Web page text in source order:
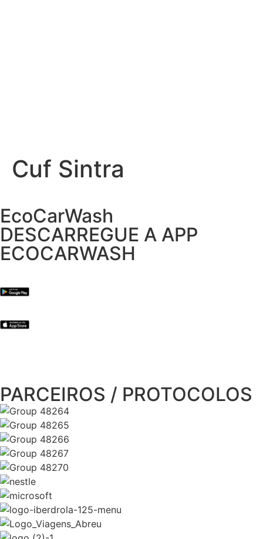
Cuf Sintra
EcoCarWash
DESCARREGUE A APP
ECOCARWASH
PARCEIROS / PROTOCOLOS